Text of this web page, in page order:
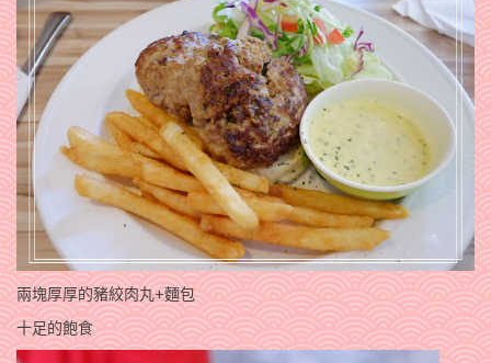
兩塊厚厚的豬絞肉丸+麵包
十足的飽食